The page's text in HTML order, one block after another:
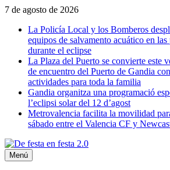
Saltar
contenido
7 de agosto de 2026
La Policía Local y los Bomberos
equipos de salvamento acuático en
durante el eclipse
La Plaza del Puerto se convierte este
de encuentro del Puerto de Gandia
actividades para toda la familia
Gandia organitza una programació
l’eclipsi solar del 12 d’agost
Metrovalencia facilita la movilidad
sábado entre el Valencia CF y
De festa en festa 2.0
Menú